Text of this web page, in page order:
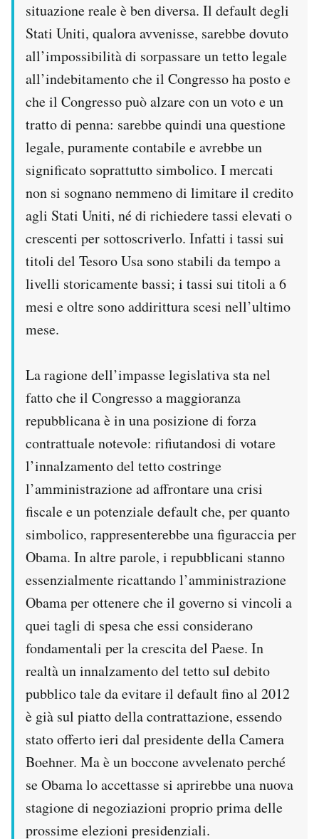
situazione reale è ben diversa. Il default degli
Stati Uniti, qualora avvenisse, sarebbe dovuto
all’impossibilità di sorpassare un tetto legale
all’indebitamento che il Congresso ha posto e
che il Congresso può alzare con un voto e un
tratto di penna: sarebbe quindi una questione
legale, puramente contabile e avrebbe un
significato soprattutto simbolico. I mercati
non si sognano nemmeno di limitare il credito
agli Stati Uniti, né di richiedere tassi elevati o
crescenti per sottoscriverlo. Infatti i tassi sui
titoli del Tesoro Usa sono stabili da tempo a
livelli storicamente bassi; i tassi sui titoli a 6
mesi e oltre sono addirittura scesi nell’ultimo
mese.
La ragione dell’impasse legislativa sta nel
fatto che il Congresso a maggioranza
repubblicana è in una posizione di forza
contrattuale notevole: rifiutandosi di votare
l’innalzamento del tetto costringe
l’amministrazione ad affrontare una crisi
fiscale e un potenziale default che, per quanto
simbolico, rappresenterebbe una figuraccia per
Obama. In altre parole, i repubblicani stanno
essenzialmente ricattando l’amministrazione
Obama per ottenere che il governo si vincoli a
quei tagli di spesa che essi considerano
fondamentali per la crescita del Paese. In
realtà un innalzamento del tetto sul debito
pubblico tale da evitare il default fino al 2012
è già sul piatto della contrattazione, essendo
stato offerto ieri dal presidente della Camera
Boehner. Ma è un boccone avvelenato perché
se Obama lo accettasse si aprirebbe una nuova
stagione di negoziazioni proprio prima delle
prossime elezioni presidenziali.